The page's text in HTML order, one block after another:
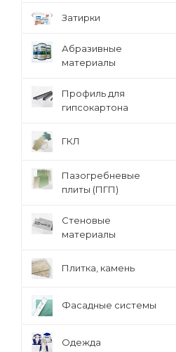
Затирки
Абразивные
материалы
Профиль для
гипсокартона
ГКЛ
Пазогребневые
плиты (ПГП)
Стеновые
материалы
Плитка, камень
Фасадные системы
Одежда